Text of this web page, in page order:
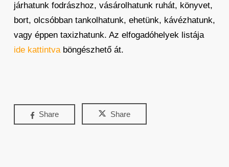
járhatunk fodrászhoz, vásárolhatunk ruhát, könyvet,
bort, olcsóbban tankolhatunk, ehetünk, kávézhatunk,
vagy éppen taxizhatunk. Az elfogadóhelyek listája
ide kattintvaböngészhető át.
Share Share